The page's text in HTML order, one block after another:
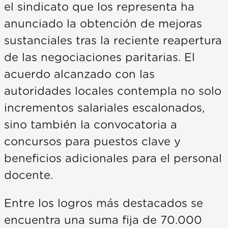
el sindicato que los representa ha
anunciado la obtención de mejoras
sustanciales tras la reciente reapertura
de las negociaciones paritarias. El
acuerdo alcanzado con las
autoridades locales contempla no solo
incrementos salariales escalonados,
sino también la convocatoria a
concursos para puestos clave y
beneficios adicionales para el personal
docente.
Entre los logros más destacados se
encuentra una suma fija de 70.000